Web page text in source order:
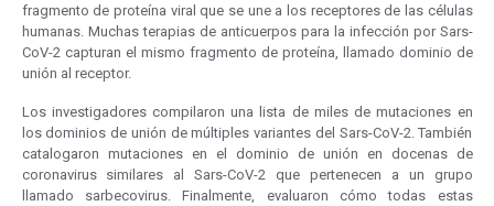
fragmento de proteína viral que se une a los receptores de las células
humanas. Muchas terapias de anticuerpos para la infección por Sars-
CoV-2 capturan el mismo fragmento de proteína, llamado dominio de
unión al receptor.
Los investigadores compilaron una lista de miles de mutaciones en
los dominios de unión de múltiples variantes del Sars-CoV-2. También
catalogaron mutaciones en el dominio de unión en docenas de
coronavirus similares al Sars-CoV-2 que pertenecen a un grupo
llamado sarbecovirus. Finalmente, evaluaron cómo todas estas